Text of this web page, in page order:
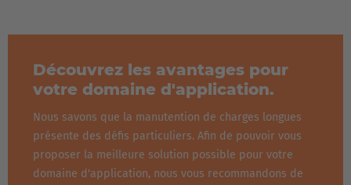
Österreich
Polska
Polski
Découvrez les avantages pour
votre domaine d'application.
Nous savons que la manutention de charges longues
présente des défis particuliers. Afin de pouvoir vous
proposer la meilleure solution possible pour votre
domaine d'application, nous vous recommandons de